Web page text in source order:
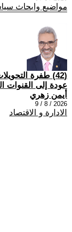
مواضيع وابحاث
(42) طفرة
عودة إلى القنوات
أيمن زهري
2026 / 8 / 9
الادارة و الاقتصاد